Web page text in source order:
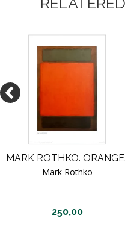
MARK
Mark Rothko
250,00